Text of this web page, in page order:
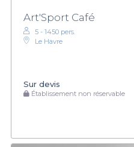
Art'Sport Café
5 - 1450 pers.
Le Havre
Sur devis
Établissement non réservable